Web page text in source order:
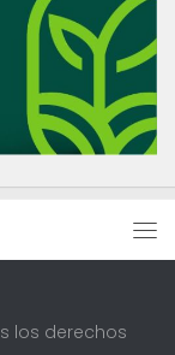
los derechos